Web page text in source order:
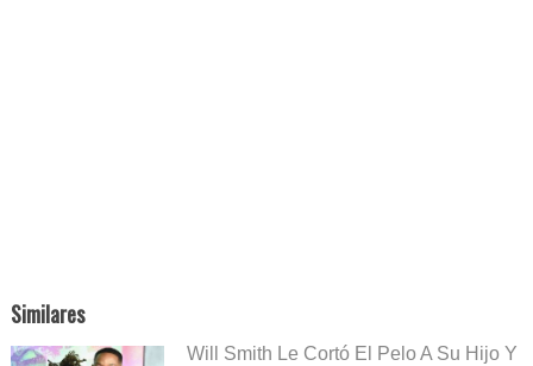
Similares
Will Smith Le Cortó El Pelo A Su Hijo Y